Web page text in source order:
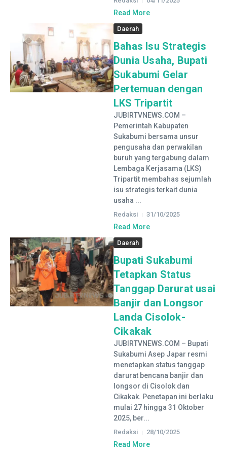
Read More
Daerah
Bahas Isu Strategis
Dunia Usaha, Bupati
Sukabumi Gelar
Pertemuan dengan
LKS Tripartit
JUBIRTVNEWS.COM –
Pemerintah Kabupaten
Sukabumi bersama unsur
pengusaha dan perwakilan
buruh yang tergabung dalam
Lembaga Kerjasama (LKS)
Tripartit membahas sejumlah
isu strategis terkait dunia
usaha ...
Redaksi 31/10/2025
Read More
Daerah
Bupati Sukabumi
Tetapkan Status
Tanggap Darurat usai
Banjir dan Longsor
Landa Cisolok-
Cikakak
JUBIRTVNEWS.COM – Bupati
Sukabumi Asep Japar resmi
menetapkan status tanggap
darurat bencana banjir dan
longsor di Cisolok dan
Cikakak. Penetapan ini berlaku
mulai 27 hingga 31 Oktober
2025, ber...
Redaksi 28/10/2025
Read More